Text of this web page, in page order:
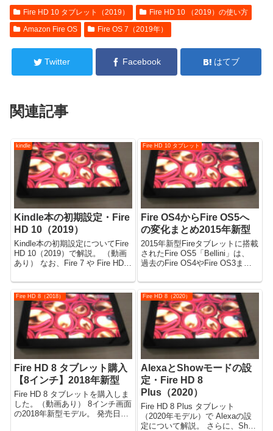
Fire HD 10 タブレット（2019）
Fire HD 10 （2019）の使い方
Amazon Fire OS
Fire OS 7（2019年）
Twitter Facebook はてブ
関連記事
kindle
Kindle本の初期設定・Fire
HD 10（2019）
Kindle本の初期設定についてFire
HD 10（2019）で解説。 （動画
あり） なお、Fire 7 や Fire HD 8
同様に使えますので参考にして
みてください。 [公開日時：2020
年2月20...
Fire HD 10 タブレット
Fire OS4からFire OS5へ
の変化まとめ2015年新型
2015年新型Fireタブレットに搭載
されたFire OS5「Bellini」は、
過去のFire OS4やFire OS3まで
く変わりました。
Fire HD 8（2018）
Fire HD 8 タブレット購入
【8インチ】2018年新型
Fire HD 8 タブレットを購入しま
した。（動画あり） 8インチ画面
の2018年新型モデル。 発売日
Fire HD 8（2020）
AlexaとShowモードの設
定・Fire HD 8
Plus（2020）
Fire HD 8 Plus タブレット
（2020年モデル）で Alexaの設
定について解説。 さらに、Show